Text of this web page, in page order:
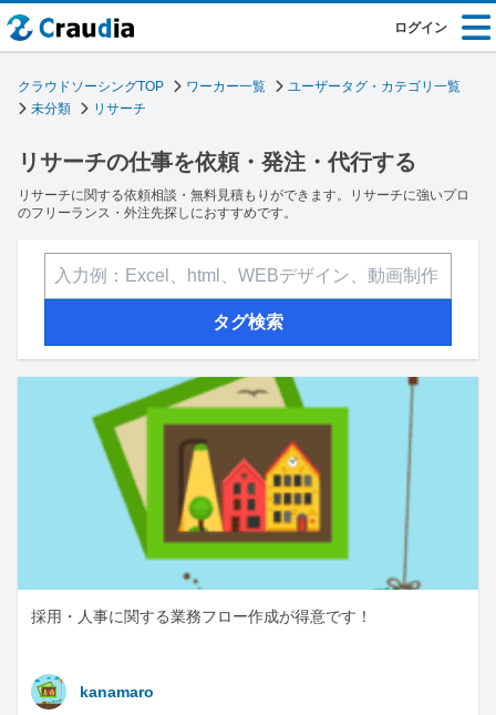
ログイン
クラウドソーシングTOP ワーカー一覧
ユーザータグ・カテゴリ一覧
未分類
リサーチ
リサーチの仕事を依頼・発注・代行する
リサーチに関する依頼相談・無料見積もりができます。リサーチに強いプロ
のフリーランス・外注先探しにおすすめです。
タグ検索
採用・人事に関する業務フロー作成が得意です！
kanamaro